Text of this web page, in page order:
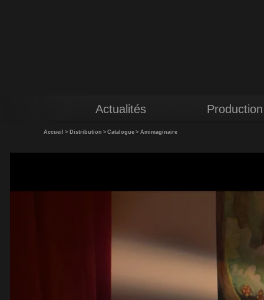
Actualités Production
Accueil > Distribution > Catalogue > Amimaginaire